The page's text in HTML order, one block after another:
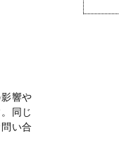
響や
同じ
い合